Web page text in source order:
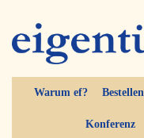
Warum ef? Bestellen
Konferenz